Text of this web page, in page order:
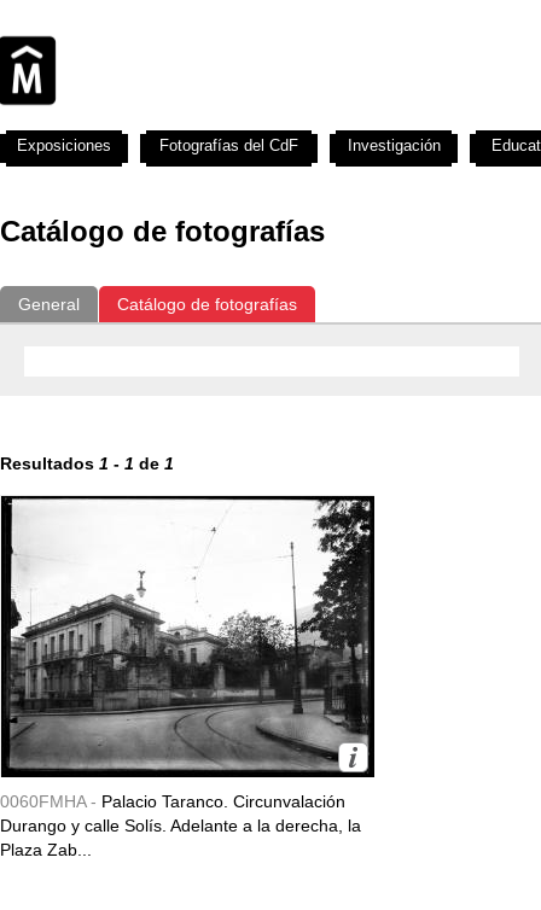
Catálogo de fotografías
General Catálogo de fotografías
Resultados 1 - 1 de 1
0060FMHA - Palacio Taranco. Circunvalación
Durango y calle Solís. Adelante a la derecha, la
Plaza Zab...
Exposiciones Fotografías del CdF Investigación